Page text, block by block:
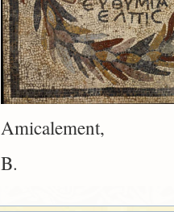
Amicalement,
B.